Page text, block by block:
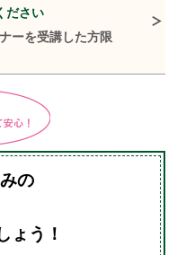
ださい
ーを受講した方限
の
ょう！